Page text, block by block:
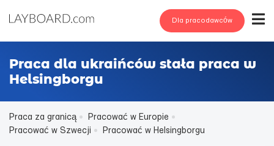
Dla pracodawców
Praca dla ukraińców stała praca w
Helsingborgu
Praca za granicą
Pracować w Europie
Pracować w Szwecji
Pracować w Helsingborgu